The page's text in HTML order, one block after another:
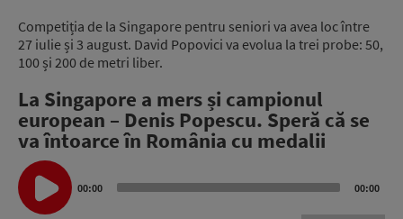
Competiția de la Singapore pentru seniori va avea loc între
27 iulie și 3 august. David Popovici va evolua la trei probe: 50,
100 și 200 de metri liber.
La Singapore a mers și campionul
european – Denis Popescu. Speră că se
va întoarce în România cu medalii
Audio
Player
00:00 00:00